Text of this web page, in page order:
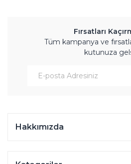
Fırsatları
Tüm kampanya ve
kutunuza
Hakkımızda